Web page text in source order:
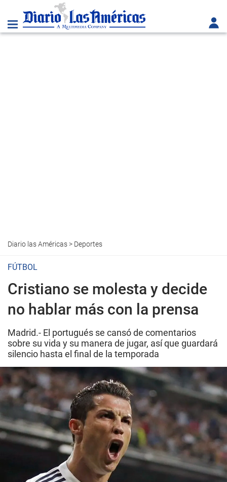
Diario las Américas> Deportes
FÚTBOL
Cristiano se molesta y decide
no hablar más con la prensa
Madrid.- El portugués se cansó de comentarios
sobre su vida y su manera de jugar, así que guardará
silencio hasta el final de la temporada